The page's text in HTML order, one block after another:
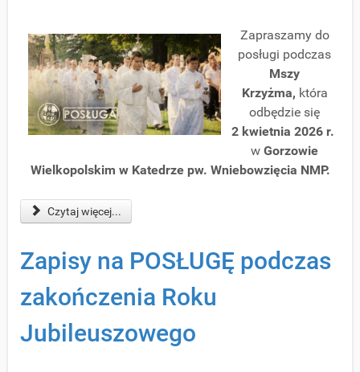
Zapraszamy do
posługi podczas
Mszy
Krzyżma, która
odbędzie się
2 kwietnia 2026 r.
w Gorzowie
Wielkopolskim w Katedrze pw. Wniebowzięcia NMP.
Czytaj więcej...
Zapisy na POSŁUGĘ podczas
zakończenia Roku
Jubileuszowego